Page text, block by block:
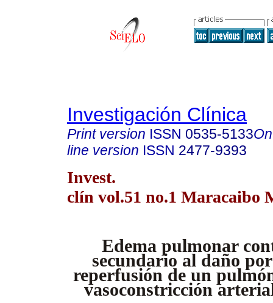
Investigación Clínica
Print version ISSN 0535-5133
line version ISSN 2477-9393
Invest.
clín vol.51 no.1 Maracaibo
Edema pulmonar
secundario al daño
reperfusión de un
vasoconstricción